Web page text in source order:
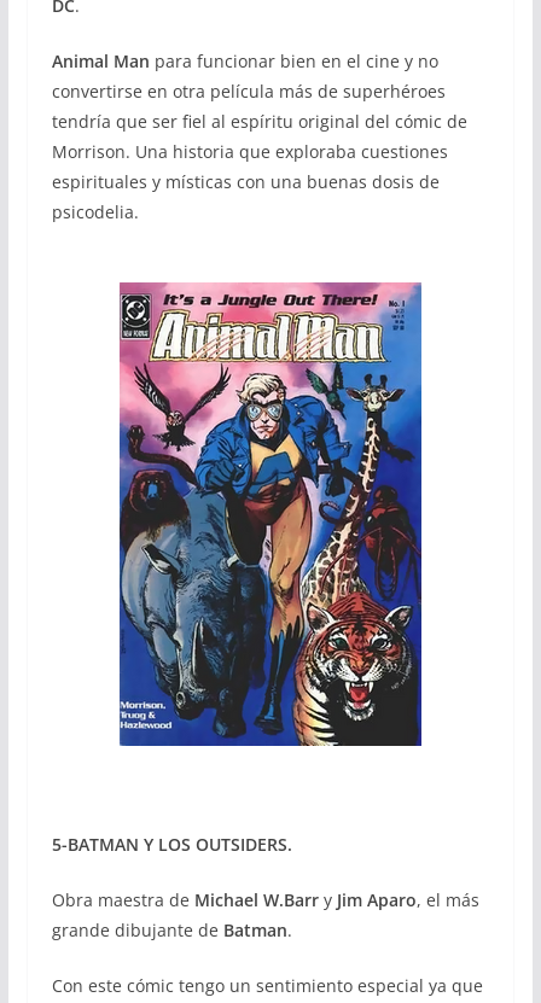
DC.
Animal Man para funcionar bien en el cine y no
convertirse en otra película más de superhéroes
tendría que ser fiel al espíritu original del cómic de
Morrison. Una historia que exploraba cuestiones
espirituales y místicas con una buenas dosis de
psicodelia.
5-BATMAN Y LOS OUTSIDERS.
Obra maestra de Michael W.Barry Jim Aparo, el más
grande dibujante de Batman.
Con este cómic tengo un sentimiento especial ya que